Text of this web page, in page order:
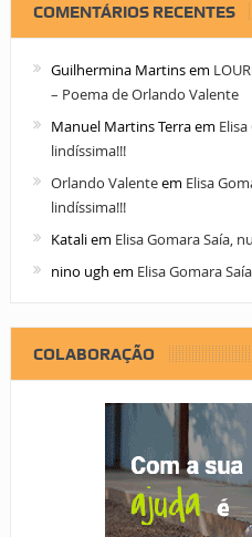
COMENTÁRIOS RECENTES
Guilhermina Martinsem
– Poema de Orlando Valente
Manuel Martins Terraem
lindíssima!!!
Orlando Valenteem Elisa
lindíssima!!!
Kataliem Elisa Gomara Saía,
nino ugh em Elisa Gomara
COLABORAÇÃO